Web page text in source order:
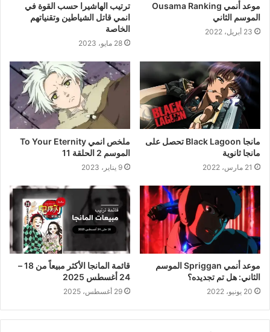
موعد أنمي Ousama Ranking
الموسم الثاني
23 أبريل، 2022
ترتيب الهاشيرا حسب القوة في
انمي قاتل الشياطين وتقنياتهم
الخاصة
28 مايو، 2023
مانجا Black Lagoon تحصل على
مانجا ثانوية
21 مارس، 2022
ملخص انمي To Your Eternity
الموسم 2 الحلقة 11
9 يناير، 2023
موعد أنمي Spriggan الموسم
الثاني: هل تم تجديده؟
20 يونيو، 2022
قائمة المانجا الأكثر مبيعاً من 18 –
24 أغسطس 2025
29 أغسطس، 2025